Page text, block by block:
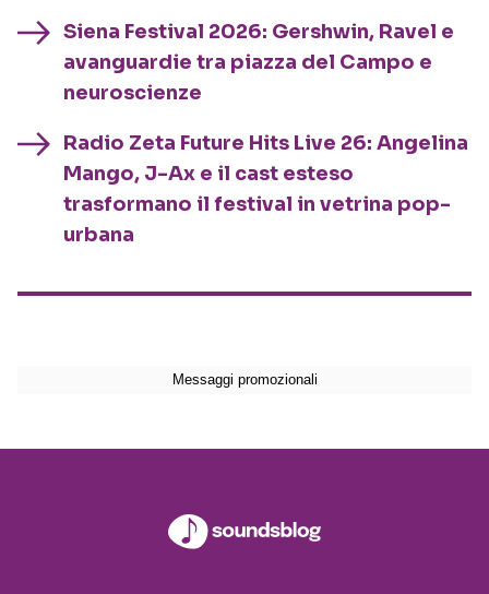
Siena Festival 2026: Gershwin, Ravel e
avanguardie tra piazza del Campo e
neuroscienze
Radio Zeta Future Hits Live 26: Angelina
Mango, J-Ax e il cast esteso
trasformano il festival in vetrina pop-
urbana